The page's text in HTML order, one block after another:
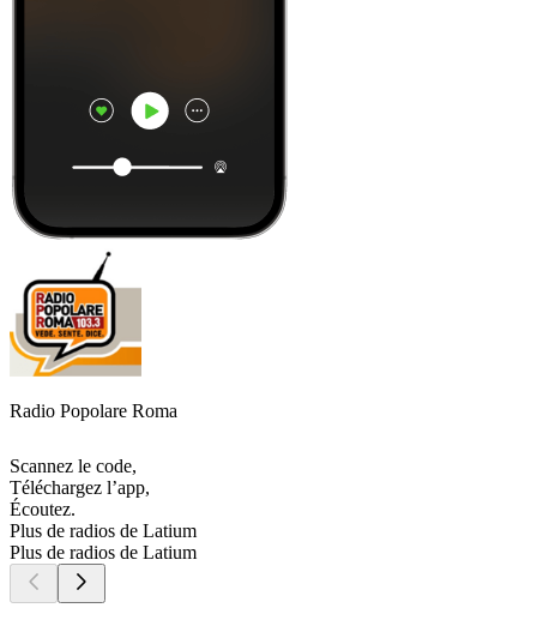
Radio Popolare Roma
Scannez le code,
Téléchargez l’app,
Écoutez.
Plus de radios de Latium
Plus de radios de Latium